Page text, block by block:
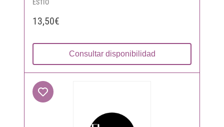
ESTÍO
13,50€
Consultar disponibilidad